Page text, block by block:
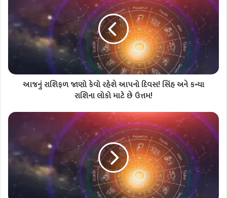
આજનું રાશિફળ જાણો કેવો રહેશે આપનો દિવસ! સિંહ અને કન્યા
રાશિના લોકો માટે છે ઉત્તમ!